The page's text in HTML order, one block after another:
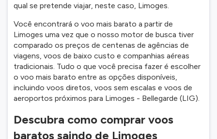
qual se pretende viajar, neste caso, Limoges.
Você encontrará o voo mais barato a partir de
Limoges uma vez que o nosso motor de busca tiver
comparado os preços de centenas de agências de
viagens, voos de baixo custo e companhias aéreas
tradicionais. Tudo o que você precisa fazer é escolher
o voo mais barato entre as opções disponíveis,
incluindo voos diretos, voos sem escalas e voos de
aeroportos próximos para Limoges - Bellegarde (LIG).
Descubra como comprar voos
baratos saindo de Limoges